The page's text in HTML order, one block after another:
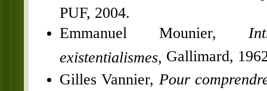
PUF, 2004.
Emmanuel Mounier,
existentialismes, Gallimard,
Gilles Vannier, Pour